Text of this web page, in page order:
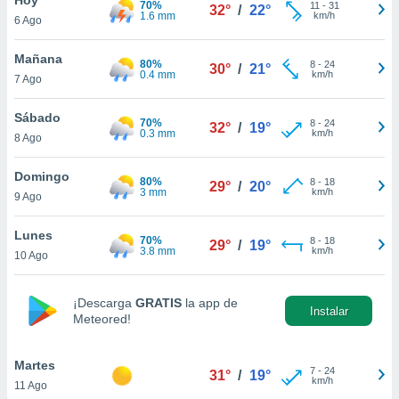
en
más
nuestra
de
aceptar
de
6 Ago
70%
1.6 mm
32° / 22° 11 - 31
km/h
Mañana
7 Ago
80%
0.4 mm
30° / 21° 8- 24
km/h
Sábado
8 Ago
70%
0.3 mm
32° / 19° 8- 24
km/h
Domingo
9 Ago
80%
3 mm
29° / 20° 8- 18
km/h
Lunes
10 Ago
70%
3.8 mm
29° / 19° 8- 18
km/h
¡Descarga GRATIS la app de
Meteored!
Instalar
Martes
11 Ago
31° / 19° 7- 24
km/h